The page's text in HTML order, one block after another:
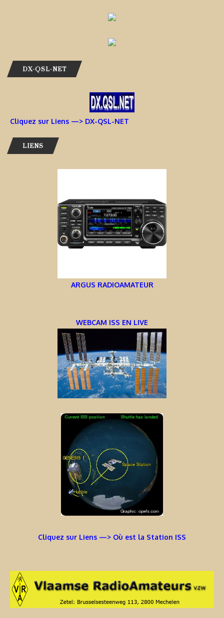
DX-QSL-NET
Cliquez sur Liens —> DX-QSL-NET
LIENS
ARGUS RADIOAMATEUR
WEBCAM ISS EN LIVE
Cliquez sur Liens —> Où est la Station ISS